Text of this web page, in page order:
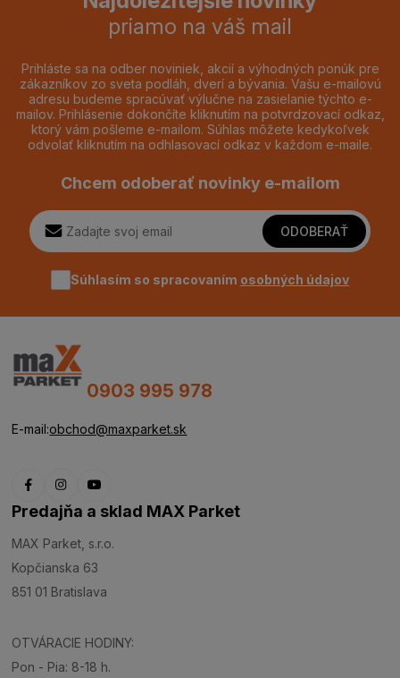
priamo na váš mail
Prihláste sa na odber noviniek, akcií a výhodných ponúk pre
zákazníkov zo sveta podláh, dverí a bývania. Vašu e-mailovú
adresu budeme spracúvať výlučne na zasielanie týchto e-
mailov. Prihlásenie dokončíte kliknutím na potvrdzovací odkaz,
ktorý vám pošleme e-mailom. Súhlas môžete kedykoľvek
odvolať kliknutím na odhlasovací odkaz v každom e-maile.
Chcem odoberať novinky e-mailom
ODOBERAŤ
Súhlasím so spracovaním osobných údajov
0903 995 978
E-mail:obchod@maxparket.sk
Predajňa a sklad MAX Parket
MAX Parket, s.r.o.
Kopčianska 63
851 01 Bratislava
OTVÁRACIE HODINY:
Pon - Pia: 8-18 h.